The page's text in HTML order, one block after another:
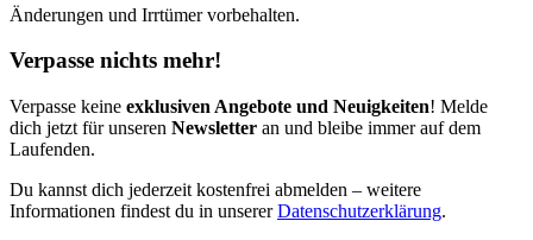
Änderungen und Irrtümer vorbehalten.
Verpasse nichts mehr!
Verpasse keine exklusiven Angebote und Neuigkeiten! Melde
dich jetzt für unseren Newsletter an und bleibe immer auf dem
Laufenden.
Du kannst dich jederzeit kostenfrei abmelden – weitere
Informationen findest du in unsererDatenschutzerklärung.